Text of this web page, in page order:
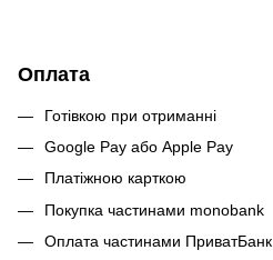
Оплата
Готівкою при отриманні
Google Pay або Apple Pay
Платіжною карткою
Покупка частинами monobank
Оплата частинами ПриватБанк